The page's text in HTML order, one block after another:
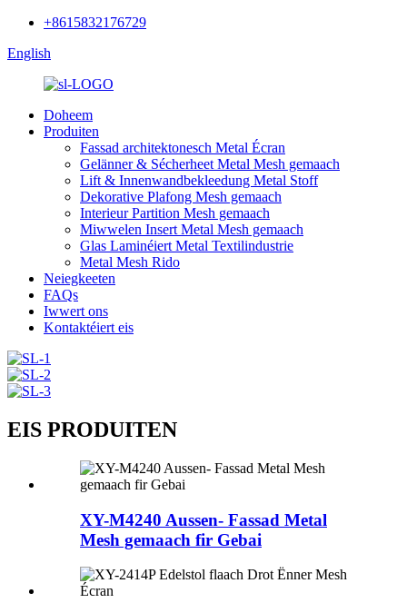
+8615832176729
English
Doheem
Produiten
Fassad architektonesch Metal Écran
Gelänner & Sécherheet Metal Mesh gemaach
Lift & Innenwandbekleedung Metal Stoff
Dekorative Plafong Mesh gemaach
Interieur Partition Mesh gemaach
Miwwelen Insert Metal Mesh gemaach
Glas Laminéiert Metal Textilindustrie
Metal Mesh Rido
Neiegkeeten
FAQs
Iwwert ons
Kontaktéiert eis
EIS PRODUITEN
XY-M4240 Aussen- Fassad Metal
Mesh gemaach fir Gebai